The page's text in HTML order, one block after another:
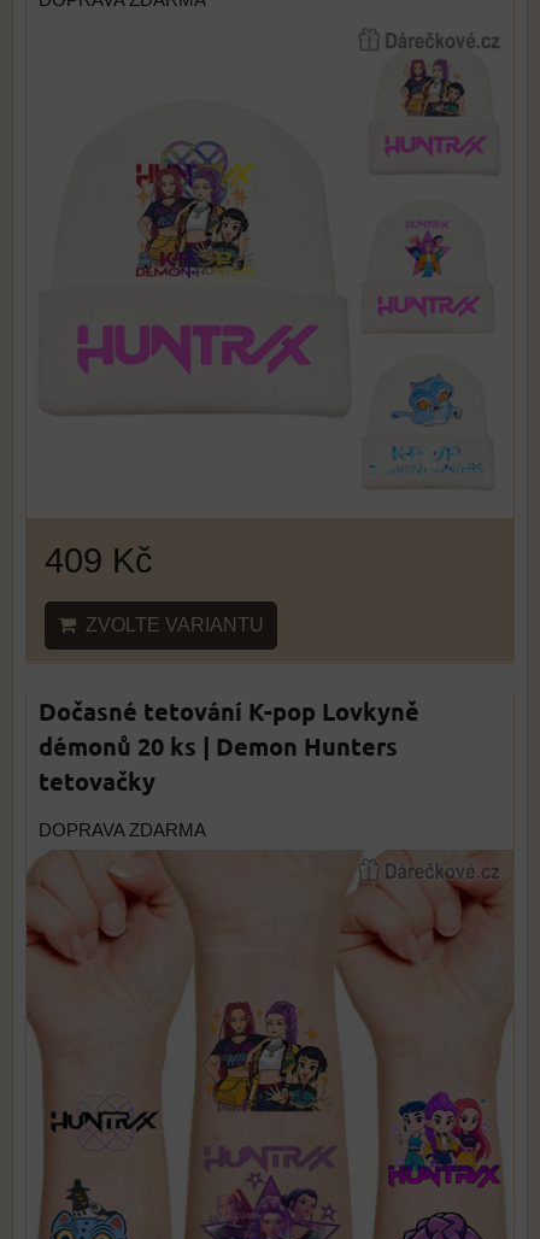
409 Kč
ZVOLTE VARIANTU
Dočasné tetování K-pop Lovkyně
démonů 20 ks | Demon Hunters
tetovačky
DOPRAVA ZDARMA